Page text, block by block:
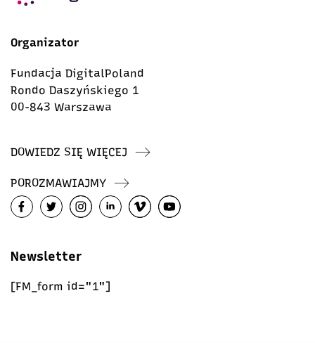
Organizator
Fundacja DigitalPoland
Rondo Daszyńskiego 1
00-843 Warszawa
DOWIEDZ SIĘ WIĘCEJ
POROZMAWIAJMY
Newsletter
[FM_form id="1"]